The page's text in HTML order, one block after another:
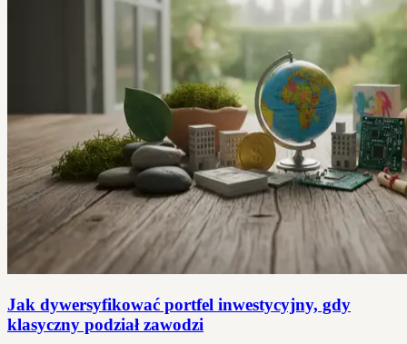
Jak dywersyfikować portfel inwestycyjny, gdy
klasyczny podział zawodzi